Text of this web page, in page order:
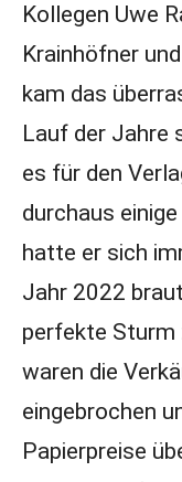
Kollegen Uwe
Krainhöfner
kam das
Lauf der Jahre
es für den
durchaus
hatte er sich
Jahr 2022
perfekte Sturm
waren die
eingebrochen
Papierpreise